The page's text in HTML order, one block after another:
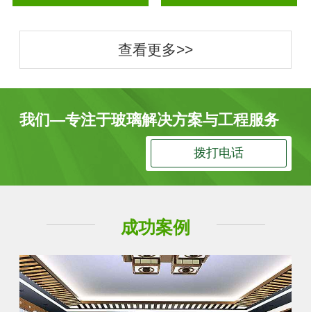
查看更多>>
我们—专注于玻璃解决方案与工程服务
拨打电话
成功案例